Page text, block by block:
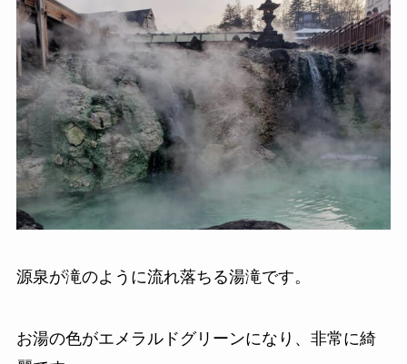
源泉が滝のように流れ落ちる湯滝です。
お湯の色がエメラルドグリーンになり、非常に綺